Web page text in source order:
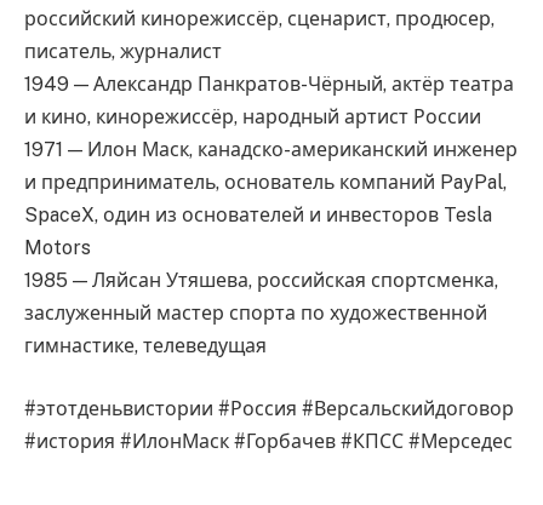
российский кинорежиссёр, сценарист, продюсер,
писатель, журналист
1949 — Александр Панкратов-Чёрный, актёр театра
и кино, кинорежиссёр, народный артист России
1971 — Илон Маск, канадско-американский инженер
и предприниматель, основатель компаний PayPal,
SpaceX, один из основателей и инвесторов Tesla
Motors
1985 — Ляйсан Утяшева, российская спортсменка,
заслуженный мастер спорта по художественной
гимнастике, телеведущая
#этотденьвистории #Россия #Версальскийдоговор
#история #ИлонМаск #Горбачев #КПСС #Мерседес